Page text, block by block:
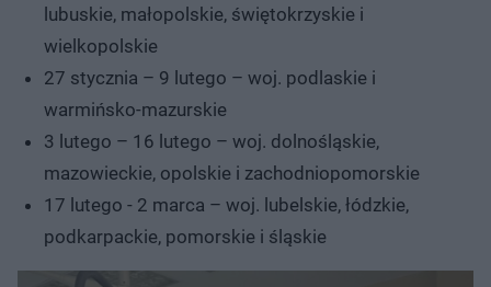
lubuskie, małopolskie, świętokrzyskie i
wielkopolskie
27 stycznia – 9 lutego – woj. podlaskie i
warmińsko-mazurskie
3 lutego – 16 lutego – woj. dolnośląskie,
mazowieckie, opolskie i zachodniopomorskie
17 lutego - 2 marca – woj. lubelskie, łódzkie,
podkarpackie, pomorskie i śląskie